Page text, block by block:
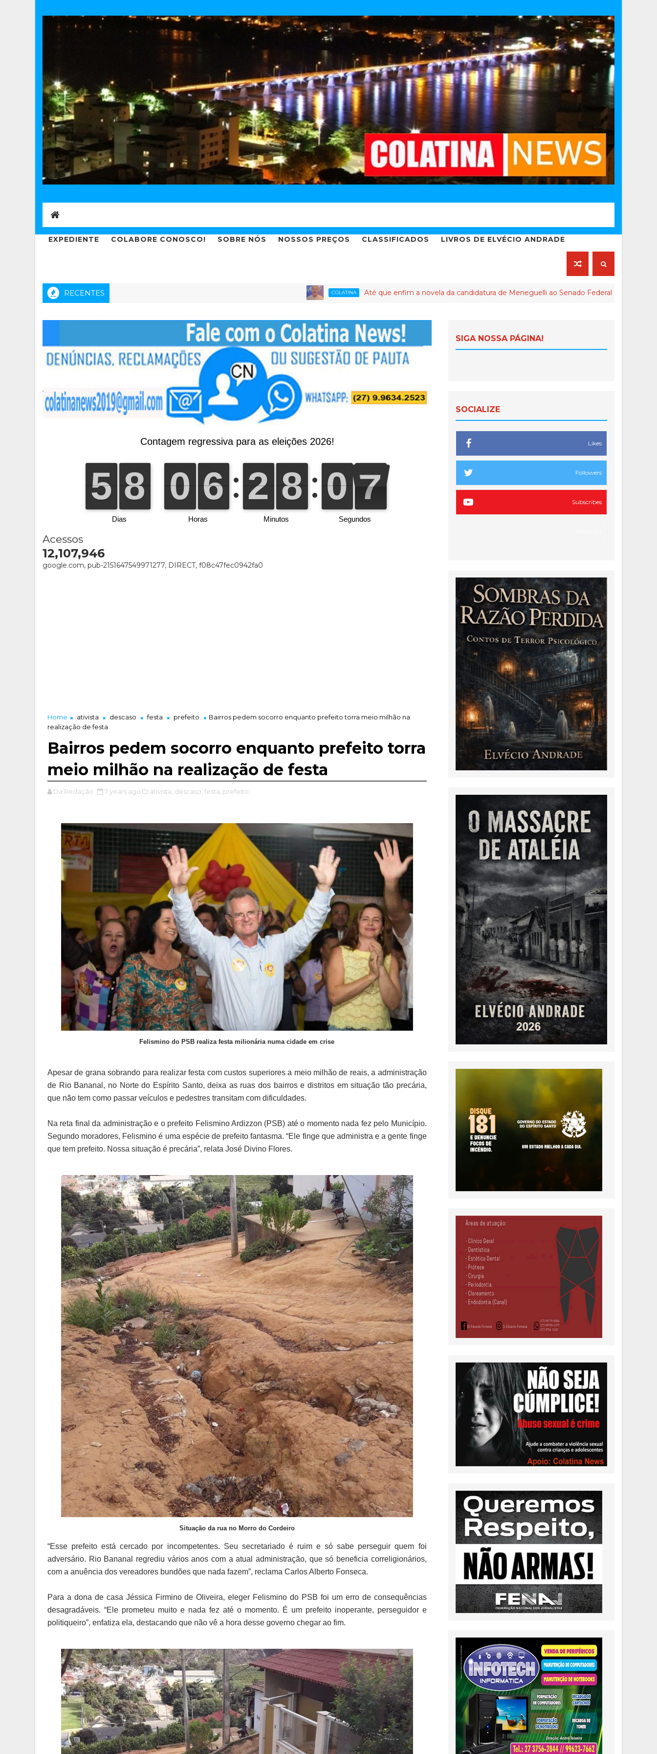
EXPEDIENTE COLABORE CONOSCO! SOBRE NÓS NOSSOS PREÇOS CLASSIFICADOS LIVROS DE ELVÉCIO ANDRADE
RECENTES Até que enfim a novela da candidatura de Meneguelli ao Senado Federal chega ao final
Acessos
12,107,946
google.com, pub-2151647549971277, DIRECT, f08c47fec0942fa0
Home ativista descaso festa prefeito
Bairros pedem socorro enquanto prefeito torra meio milhão na
realização de festa
Bairros pedem socorro enquanto prefeito torra
meio milhão na realização de festa
Da Redação 7 years ago ativista, descaso, festa, prefeito,
Felismino do PSB realiza festa milionária numa cidade em crise
Apesar de grana sobrando para realizar festa com custos superiores a meio milhão de reais, a administração
de Rio Bananal, no Norte do Espírito Santo, deixa as ruas dos bairros e distritos em situação tão precária,
que não tem como passar veículos e pedestres transitam com dificuldades.
Na reta final da administração e o prefeito Felismino Ardizzon (PSB) até o momento nada fez pelo Município.
Segundo moradores, Felismino é uma espécie de prefeito fantasma. “Ele finge que administra e a gente finge
que tem prefeito. Nossa situação é precária”, relata José Divino Flores.
Situação da rua no Morro do Cordeiro
“Esse prefeito está cercado por incompetentes. Seu secretariado é ruim e só sabe perseguir quem foi
adversário. Rio Bananal regrediu vários anos com a atual administração, que só beneficia correligionários,
com a anuência dos vereadores bundões que nada fazem”, reclama Carlos Alberto Fonseca.
Para a dona de casa Jéssica Firmino de Oliveira, eleger Felismino do PSB foi um erro de consequências
desagradáveis. “Ele prometeu muito e nada fez até o momento. É um prefeito inoperante, perseguidor e
politiqueiro”, enfatiza ela, destacando que não vê a hora desse governo chegar ao fim.
SIGA NOSSA PÁGINA!
SOCIALIZE
Likes
Followers
Subscribes